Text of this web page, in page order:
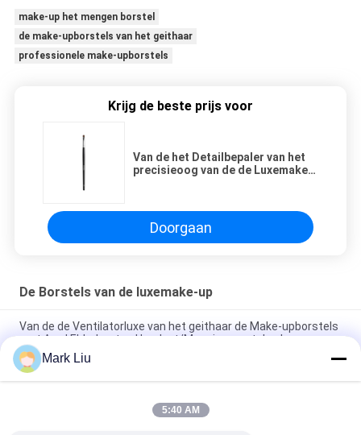
make-up het mengen borstel
de make-upborstels van het geithaar
professionele make-upborstels
Krijg de beste prijs voor
Van de het Detailbepaler van het
precisieoog van de de Luxemake-
het Onschadelijk maken
Doorgaan
De Borstels van de luxemake-up
Van de de Ventilatorluxe van het geithaar de Make-upborstels
met Aard Ebbehouten Handvat/Messingsmetalen kap
De luxe schuinde de borstel van de poedermake-up met
Verbazend zacht en Dicht Donker Bruin XGF-Geithaar af
De Stichtingsborstel van de luxekunstenaar met het ultra
Mark Liu
5:40 AM